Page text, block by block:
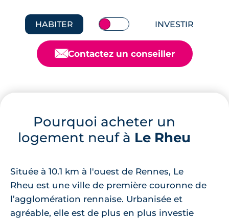
HABITER INVESTIR
📧Contactez un conseiller
Pourquoi acheter un
logement neuf à Le Rheu
Située à 10.1 km à l'ouest de Rennes, Le
Rheu est une ville de première couronne de
l’agglomération rennaise. Urbanisée et
agréable, elle est de plus en plus investie